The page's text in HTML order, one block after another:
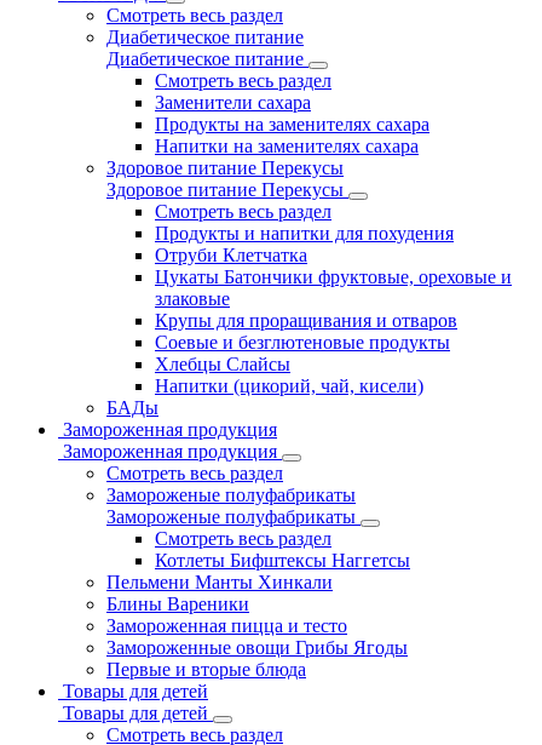
Смотреть весь раздел
Диабетическое питание
Диабетическое питание
Смотреть весь раздел
Заменители сахара
Продукты на заменителях сахара
Напитки на заменителях сахара
Здоровое питание Перекусы
Здоровое питание Перекусы
Смотреть весь раздел
Продукты и напитки для похудения
Отруби Клетчатка
Цукаты Батончики фруктовые, ореховые и
злаковые
Крупы для проращивания и отваров
Соевые и безглютеновые продукты
Хлебцы Слайсы
Напитки (цикорий, чай, кисели)
БАДы
Замороженная продукция
Замороженная продукция
Смотреть весь раздел
Замороженые полуфабрикаты
Замороженые полуфабрикаты
Смотреть весь раздел
Котлеты Бифштексы Наггетсы
Пельмени Манты Хинкали
Блины Вареники
Замороженная пицца и тесто
Замороженные овощи Грибы Ягоды
Первые и вторые блюда
Товары для детей
Товары для детей
Смотреть весь раздел